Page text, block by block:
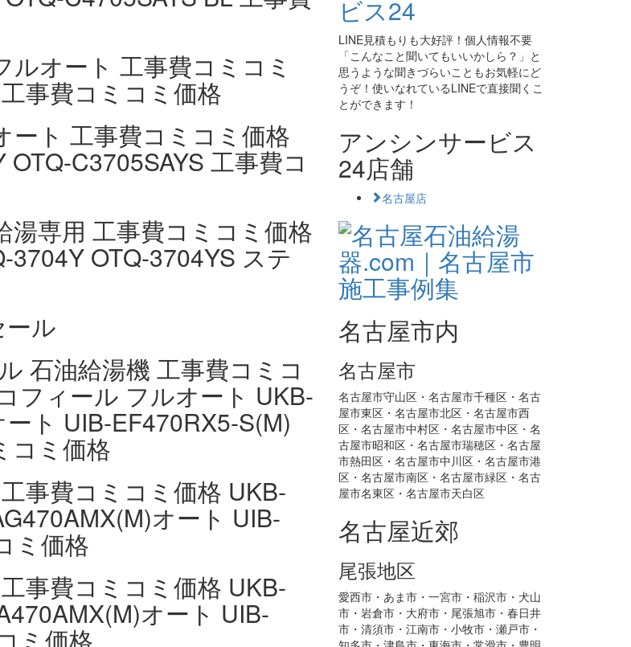
ル
LINE見積もりも大好評！個人情報不要
「こんなこと聞いてもいいかしら？」と
思うような聞きづらいこともお気軽にど
うぞ！使いなれているLINEで直接聞くこ
とができます！
アンシンサービス
24店舗
名古屋店
名古屋市内
名古屋市
名古屋市守山区・名古屋市千種区・名古
屋市東区・名古屋市北区・名古屋市西
区・名古屋市中村区・名古屋市中区・名
古屋市昭和区・名古屋市瑞穂区・名古屋
市熱田区・名古屋市中川区・名古屋市港
区・名古屋市南区・名古屋市緑区・名古
屋市名東区・名古屋市天白区
名古屋近郊
尾張地区
愛西市・あま市・一宮市・稲沢市・犬山
市・岩倉市・大府市・尾張旭市・春日井
市・清須市・江南市・小牧市・瀬戸市・